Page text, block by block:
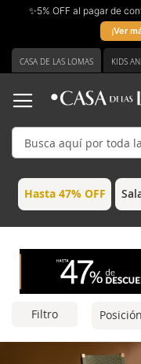
✨5% OFF al pagar de
¡Ver
Ir
CASA DE LAS LOMAS KIDS
Hasta 47% OFF
Filtro